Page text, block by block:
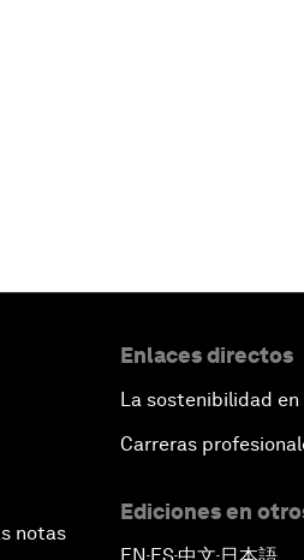
notas
Enlaces directos
La sostenibilidad en
Carreras
Ediciones en
▪ ▪ ▪